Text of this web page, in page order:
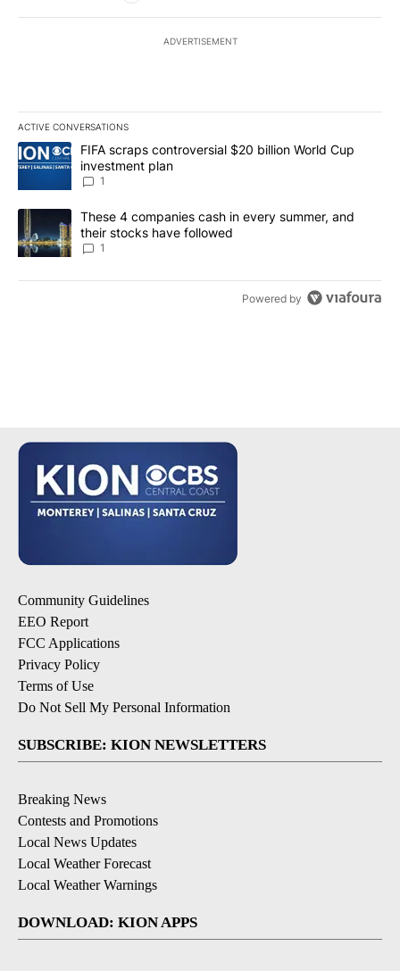
ADVERTISEMENT
ACTIVE CONVERSATIONS
The following is a list of the most commented articles in the last
A trending article titled "FIFA scraps controversial $20 billion
FIFA scraps controversial $20 billion World Cup
investment plan
1
A trending article titled "These 4 companies cash in every
These 4 companies cash in every summer, and
their stocks have followed
1
Powered by
Community Guidelines
EEO Report
FCC Applications
Privacy Policy
Terms of Use
Do Not Sell My Personal Information
SUBSCRIBE: KION NEWSLETTERS
Breaking News
Contests and Promotions
Local News Updates
Local Weather Forecast
Local Weather Warnings
DOWNLOAD: KION APPS